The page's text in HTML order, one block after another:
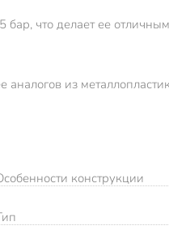
что делает ее
из
конструкции